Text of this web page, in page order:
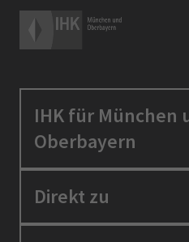
IHK für München
Oberbayern
Standortpolitik
Direkt zu